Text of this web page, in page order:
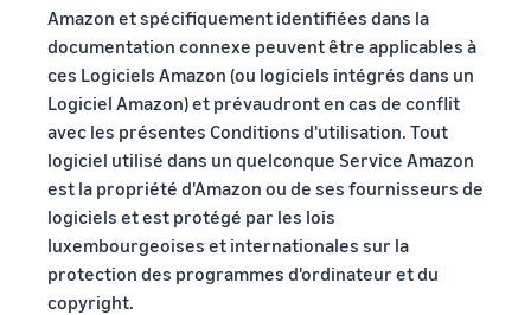
Amazon et spécifiquement identifiées dans la
documentation connexe peuvent être applicables à
ces Logiciels Amazon (ou logiciels intégrés dans un
Logiciel Amazon) et prévaudront en cas de conflit
avec les présentes Conditions d'utilisation. Tout
logiciel utilisé dans un quelconque Service Amazon
est la propriété d'Amazon ou de ses fournisseurs de
logiciels et est protégé par les lois
luxembourgeoises et internationales sur la
protection des programmes d'ordinateur et du
copyright.